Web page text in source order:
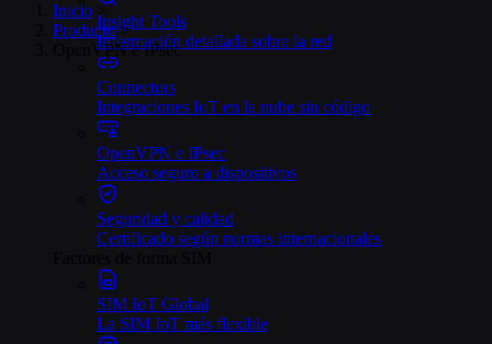
Insight Tools
Información detallada sobre la red
Connectors
Integraciones IoT en la nube sin código
OpenVPN e IPsec
Acceso seguro a dispositivos
Seguridad y calidad
Certificado según normas internacionales
SIM IoT Global
La SIM IoT más flexible
Inicio >
Producto >
OpenVPN e IPsec